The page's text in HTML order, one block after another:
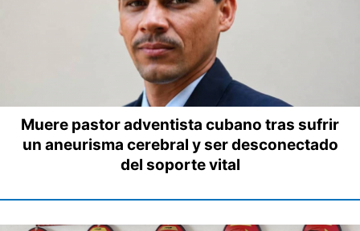
Muere pastor adventista cubano tras sufrir
un aneurisma cerebral y ser desconectado
del soporte vital